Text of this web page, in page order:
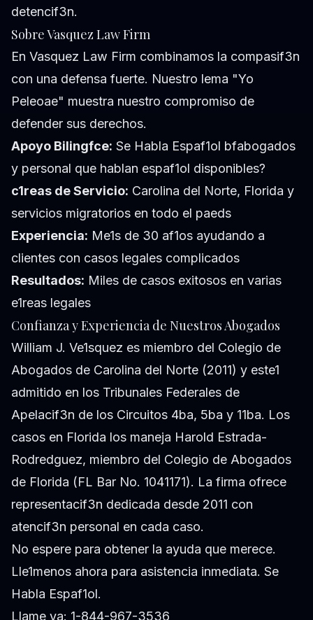
detencif3n.
Sobre Vasquez Law Firm
En Vasquez Law Firm combinamos la compasif3n
con una defensa fuerte. Nuestro lema "Yo
Peleoae" muestra nuestro compromiso de
defender sus derechos.
Apoyo Bilingfce: Se Habla Espaf1ol bfabogados
y personal que hablan espaf1ol disponibles?
c1reas de Servicio: Carolina del Norte, Florida y
servicios migratorios en todo el paeds
Experiencia: Me1s de 30 af1os ayudando a
clientes con casos legales complicados
Resultados: Miles de casos exitosos en varias
e1reas legales
Confianza y Experiencia de Nuestros Abogados
William J. Ve1squez es miembro del Colegio de
Abogados de Carolina del Norte (2011) y este1
admitido en los Tribunales Federales de
Apelacif3n de los Circuitos 4ba, 5ba y 11ba. Los
casos en Florida los maneja Harold Estrada-
Rodredguez, miembro del Colegio de Abogados
de Florida (FL Bar No. 1041171). La firma ofrece
representacif3n dedicada desde 2011 con
atencif3n personal en cada caso.
No espere para obtener la ayuda que merece.
Lle1menos ahora para asistencia inmediata. Se
Habla Espaf1ol.
Llame ya: 1-844-967-3536